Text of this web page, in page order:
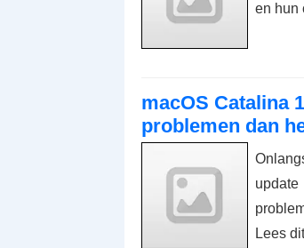
en hun
macOS Catalina
problemen dan
Lees